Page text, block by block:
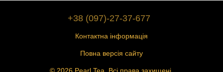
+38 (097)-27-37-677
Контактна інформація
Повна версія сайту